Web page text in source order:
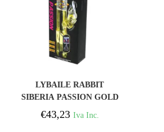
LYBAILE RABBIT
SIBERIA PASSION GOLD
€43,23 Iva Inc.